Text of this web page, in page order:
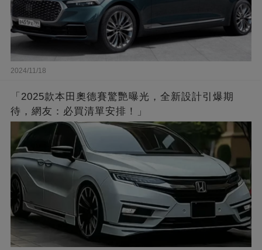
2024/11/18
「2025款本田奧德賽驚艷曝光，全新設計引爆期
待，網友：必買清單安排！」